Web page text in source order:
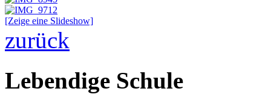
[Zeige eine Slideshow]
zurück
Lebendige Schule